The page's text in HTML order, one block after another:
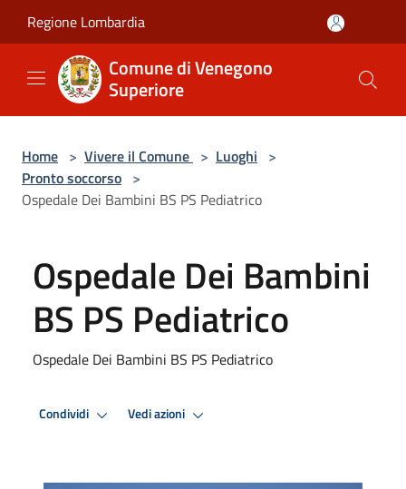
Regione Lombardia
Comune di Venegono
Superiore
Home > Vivere il Comune > Luoghi >
Pronto soccorso >
Ospedale Dei Bambini BS PS Pediatrico
Ospedale Dei Bambini
BS PS Pediatrico
Ospedale Dei Bambini BS PS Pediatrico
Condividi Vedi azioni